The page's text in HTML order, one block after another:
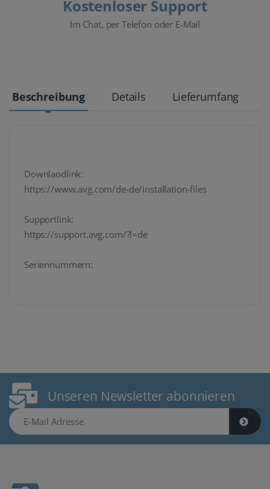
Kostenloser Support
Im Chat, per Telefon oder E-Mail
Beschreibung Details Lieferumfang
Downlaodlink:
https://www.avg.com/de-de/installation-files
Supportlink:
https://support.avg.com/?l=de
Seriennummern:
Unseren Newsletter abonnieren
E-Mail Adresse